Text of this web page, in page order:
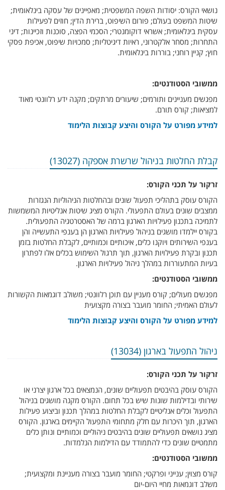
נושאי הקורס: יסודות השפה המשפטית; מאפיינים של עסקה בינלאומית;
שיטות המשפט בעולם; פורום השיפוט, ברירת הדין; חוזים לפעילות
עסקית בינלאומית; אשראי דוקומנטרי; הסכמי הפצה, סוכנות וזכיינות; דיני
התחרות; מסחר אלקטרוני, ראיות דיגיטליות; סמכויות שיפוט, אכיפת פסקי
חוץ; קניין רוחני; בוררות בינלאומית.
ממשובי הסטודנטים:
מפגשים מעניינים ותורמים; שיעורים מרתקים; מקנה ידע רלוונטי מאוד
למציאות; קורס תורם.
למידע מפורט על הקורס והיצע קבוצות הלימוד
קבלת החלטות בניהול שרשרת אספקה (13027)
זרקור על תכני הקורס:
הקורס עוסק בתהליכי תפעול שונים ובהחלטות הניהוליות הנגזרות
ממצבים שונים בעולם התפעולי. הקורס מציג שיטות אנליטיות המשמשות
לתמיכה בתכנון פעילויות הארגון ברמה של האסטרטגיה התפעולית.
בקורס יילמדו מושגים בניהול פעילויות הארגון הן בענפי התעשייה והן
בענפי השירותים ויוקנו כלים, איכותיים וכמותיים, לקבלת החלטות בזמן
תכנון ובקרת פעילויות הארגון, תוך תרגול השימוש בכלים אלו לפתרון
בעיות המתעוררות במהלך ניהול פעילויות הארגון.
ממשובי הסטודנטים:
מפגשים מעולים; קורס מעניין עם תוכן רלוונטי; משולב דוגמאות הקשורות
לעולם האמיתי; החומר מועבר בצורה מקצועית
למידע מפורט על הקורס והיצע קבוצות הלימוד
ניהול התפעול בארגון (13034)
זרקור על תכני הקורס:
הקורס עוסק בהיבטים תפעוליים שונים, הנמצאים בכל ארגון יצרני או
שירותי ובדילמות שונות שיש בכל תחום. הקורס מקנה מושגים בניהול
התפעול וכלים אנליטיים לקבלת החלטות במהלך תכנון וביצוע פעילות
הארגון, תוך היכרות עם חלק מתחומי התפעול הקיימים בארגון. הקורס
מציג נושאים תפעוליים שונים בהיבטים ניהוליים וכמותיים ונותן כלים
מתמטיים שונים כדי להתמודד עם הדילמות הנלמדות.
ממשובי הסטודנטים:
קורס מצוין; ענייני ופרקטי; החומר מועבר בצורה מעניינת ומקצועית;
משלב דוגמאות מחיי היום-יום